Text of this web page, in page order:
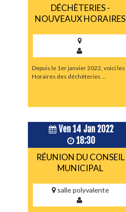
DÉCHÈTERIES -
NOUVEAUX HORAIRES
Depuis le 1er janvier 2022, voici les
Horaires des déchèteries ...
Ven 14 Jan 2022
18:30
RÉUNION DU CONSEIL
MUNICIPAL
salle polyvalente